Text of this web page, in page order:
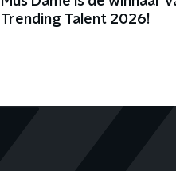
Trending Talent 2026!